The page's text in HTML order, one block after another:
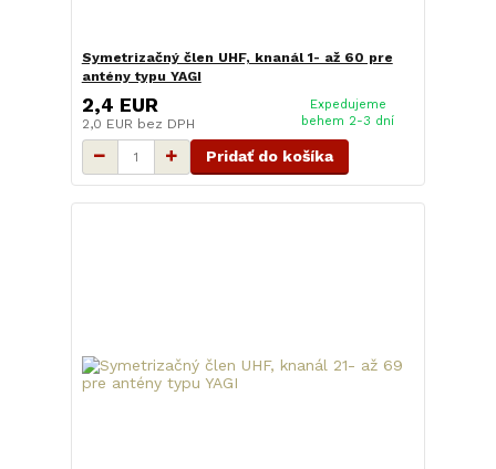
Symetrizačný člen UHF, knanál 1- až 60 pre
antény typu YAGI
2,4 EUR
2,0 EUR bez DPH
Expedujeme
behem 2-3 dní
Pridať do košíka